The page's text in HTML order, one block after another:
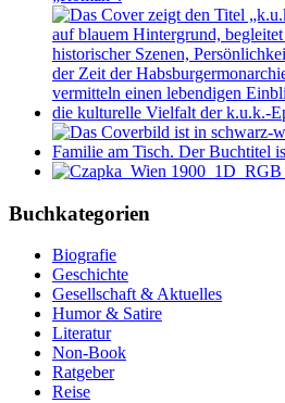
Buchkategorien
Biografie
Geschichte
Gesellschaft & Aktuelles
Humor & Satire
Literatur
Non-Book
Ratgeber
Reise